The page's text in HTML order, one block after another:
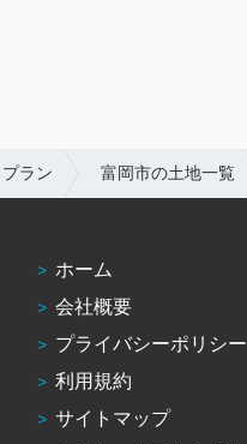
ラン 富岡市の土地一覧
ホーム
会社概要
プライバシーポリシー
利用規約
サイトマップ